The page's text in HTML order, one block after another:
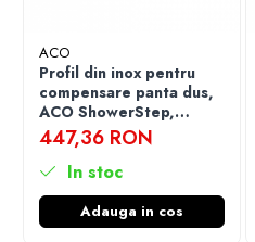
ACO
Profil din inox pentru
compensare panta dus,
ACO ShowerStep,
stanga, lungime
990mm, inaltime 10mm,
finisaj mat
447,36 RON
In stoc
Adauga in cos